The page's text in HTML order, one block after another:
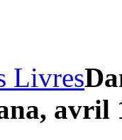
Livres
avril